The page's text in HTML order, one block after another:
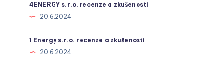
4ENERGY s.r.o. recenze a zkušenosti
20.6.2024
1 Energy s.r.o. recenze a zkušenosti
20.6.2024